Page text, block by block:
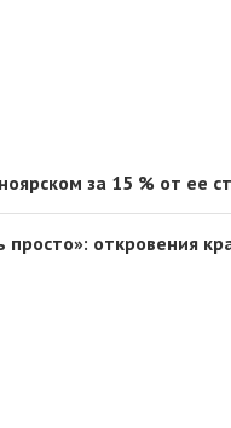
за 15 % от ее
откровения